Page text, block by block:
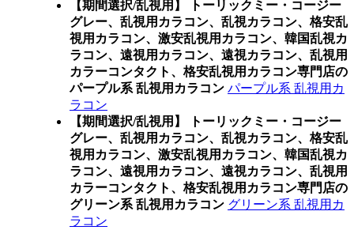
【期間選択/乱視用】 トーリックミー・コージー
グレー、乱視用カラコン、乱視カラコン、格安乱
視用カラコン、激安乱視用カラコン、韓国乱視カ
ラコン、遠視用カラコン、遠視カラコン、乱視用
カラーコンタクト、格安乱視用カラコン専門店の
パープル系 乱視用カラコン パープル系 乱視用カ
ラコン
【期間選択/乱視用】 トーリックミー・コージー
グレー、乱視用カラコン、乱視カラコン、格安乱
視用カラコン、激安乱視用カラコン、韓国乱視カ
ラコン、遠視用カラコン、遠視カラコン、乱視用
カラーコンタクト、格安乱視用カラコン専門店の
グリーン系 乱視用カラコン グリーン系 乱視用カ
ラコン